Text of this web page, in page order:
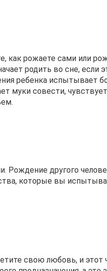
как рожаете сами или
родить во сне, если
ребенка испытывает
муки совести,
Рождение другого
которые вы
свою любовь, и этот